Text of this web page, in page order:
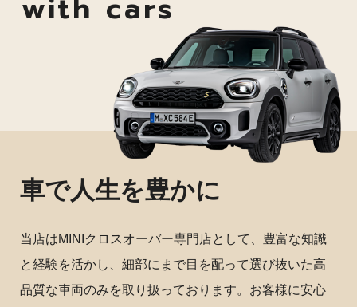
with cars
車で人生を豊かに
当店はMINIクロスオーバー専門店として、豊富な知識
と経験を活かし、細部にまで目を配って選び抜いた高
品質な車両のみを取り扱っております。お客様に安心